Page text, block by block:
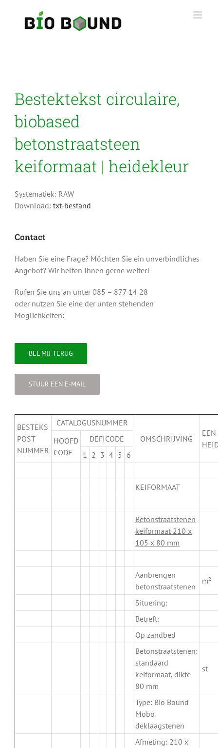
Bestektekst circulaire,
biobased
betonstraatsteen
keiformaat | heidekleur
Systematiek: RAW
Download: txt-bestand
Contact
Haben Sie eine Frage? Möchten Sie ein unverbindliches
Angebot? Wir helfen Ihnen gerne weiter!
Rufen Sie uns an unter 085 – 877 14 28
oder nutzen Sie eine der unten stehenden
Möglichkeiten:
BEL MIJ TERUG
STUUR EEN E-MAIL
BESTEKS
POST
NUMMER
CATALOGUSNUMMER
OMSCHRIJVING
EEN
HOOFD
CODE
DEFICODE
1 2 3 4 5 6
KEIFORMAAT
Betonstraatstenen
keiformaat 210 x
105 x 80 mm
Aanbrengen
betonstraatstenen
m²
Situering:
Betreft:
Op zandbed
Betonstraatstenen:
standaard
keiformaat, dikte
80 mm
st
Type: Bio Bound
Mobo
deklaagstenen
Afmeting: 210 x